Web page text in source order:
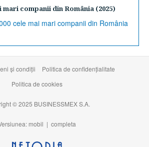
mari companii din România (2025)
şi condiţii
Politica de confidențialitate
Politica de cookies
© 2025 BUSINESSMEX S.A.
mobil | completa